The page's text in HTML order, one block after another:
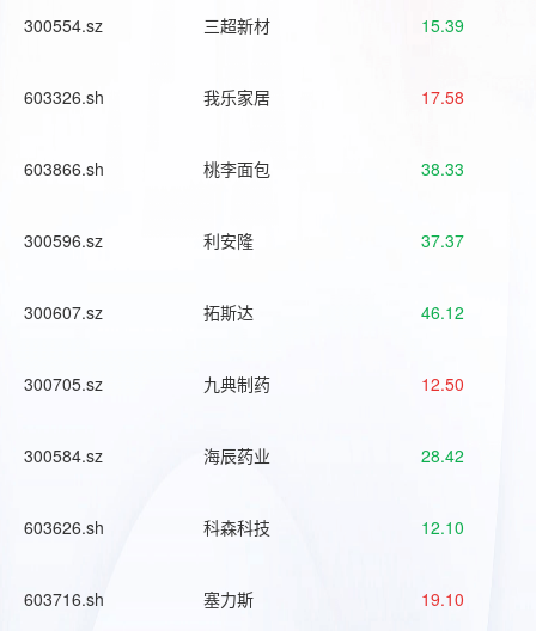
300554.sz 三超新材 15.39
603326.sh 我乐家居 17.58
603866.sh 桃李面包 38.33
300596.sz 利安隆 37.37
300607.sz 拓斯达 46.12
300705.sz 九典制药 12.50
300584.sz 海辰药业 28.42
603626.sh 科森科技 12.10
603716.sh 塞力斯 19.10